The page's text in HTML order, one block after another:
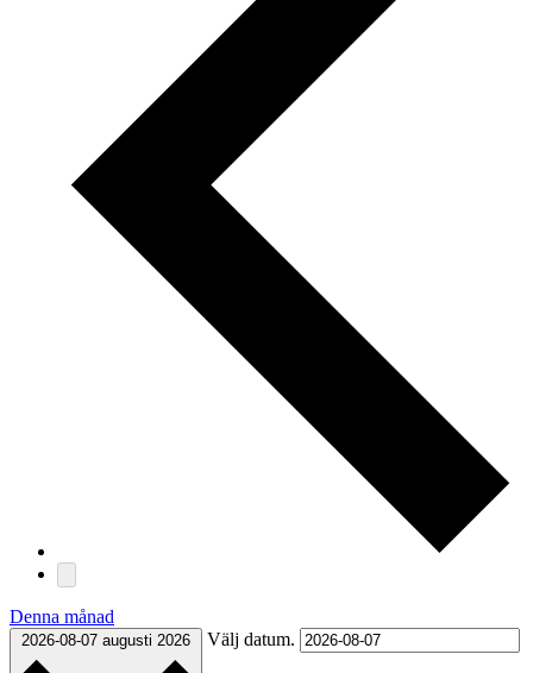
Denna månad
2026-08-07 augusti 2026 Välj datum.